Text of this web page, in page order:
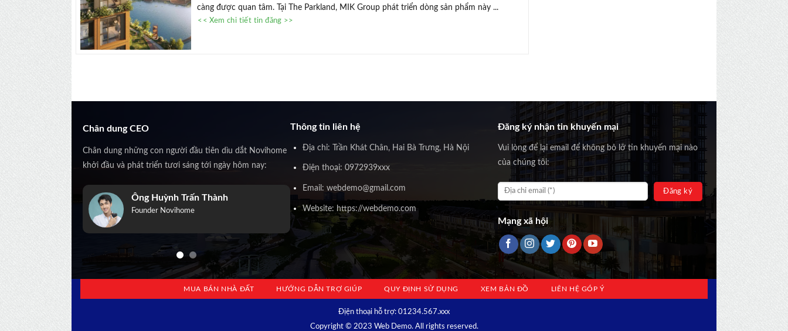
càng được quan tâm. Tại The Parkland, MIK Group phát triển dòng sản phẩm này ...
<< Xem chi tiết tin đăng >>
Chân dung CEO
Chân dung những con người đầu tiên dìu dắt Novihome
khởi đầu và phát triển tươi sáng tới ngày hôm nay:
Trịnh Kiều Anh
Co-Founder Novihome
Thông tin liên hệ
Địa chỉ: Trần Khát Chân, Hai Bà Trưng, Hà Nội
Điện thoại: 0972939xxx
Email: webdemo@gmail.com
Website: https://webdemo.com
Đăng ký nhận tin khuyến mại
Vui lòng để lại email để không bỏ lỡ tin khuyến mại nào
của chúng tôi:
Mạng xã hội
MUA BÁN NHÀ ĐẤT HƯỚNG DẪN TRỢ GIÚP QUY ĐỊNH SỬ DỤNG XEM BẢN ĐỒ LIÊN HỆ GÓP Ý
Địện thoại hỗ trợ: 01234.567.xxx
Copyright © 2023 Web Demo. All rights reserved.